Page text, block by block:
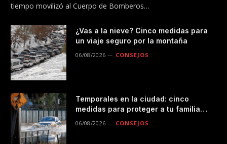
tiempo movilizó al Cuerpo de Bomberos…
¿Vas a la nieve? Cinco medidas para
un viaje seguro por la montaña
06/08/2026 CONSEJOS
Temporales en la ciudad: cinco
medidas para proteger a tu familia
06/08/2026 CONSEJOS